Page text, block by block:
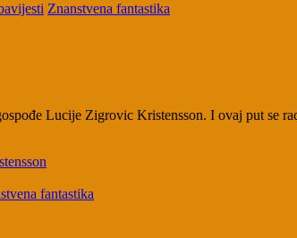
Znanstvena fantastika
Lucije Zigrovic Kristensson. I ovaj put
fantastika